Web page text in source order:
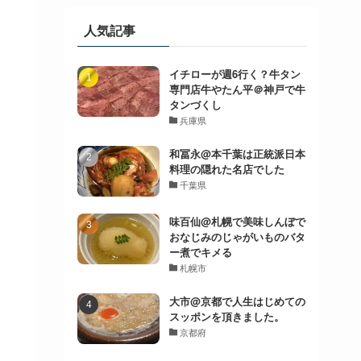
人気記事
イチローが週6行く？牛タン
専門店牛やたん平＠神戸で牛
タンづくし
兵庫県
和冨永@本千葉は正統派日本
料理の隠れた名店でした
千葉県
味百仙@札幌で美味しんぼで
おなじみのじゃがいものバタ
ー煮でキメる
札幌市
大市@京都で人生はじめての
スッポンを頂きました。
京都府